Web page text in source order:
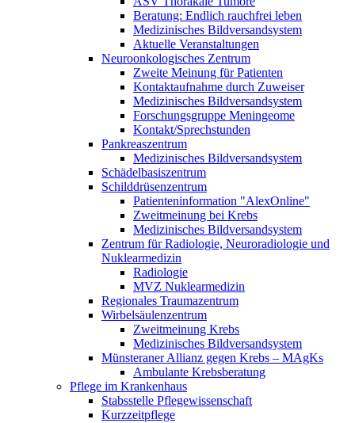
Beratung: Endlich rauchfrei leben
Medizinisches Bildversandsystem
Aktuelle Veranstaltungen
Neuroonkologisches Zentrum
Zweite Meinung für Patienten
Kontaktaufnahme durch Zuweiser
Medizinisches Bildversandsystem
Forschungsgruppe Meningeome
Kontakt/Sprechstunden
Pankreaszentrum
Medizinisches Bildversandsystem
Schädelbasiszentrum
Schilddrüsenzentrum
Patienteninformation "AlexOnline"
Zweitmeinung bei Krebs
Medizinisches Bildversandsystem
Zentrum für Radiologie, Neuroradiologie und
Nuklearmedizin
Radiologie
MVZ Nuklearmedizin
Regionales Traumazentrum
Wirbelsäulenzentrum
Zweitmeinung Krebs
Medizinisches Bildversandsystem
Münsteraner Allianz gegen Krebs – MAgKs
Ambulante Krebsberatung
Pflege im Krankenhaus
Stabsstelle Pflegewissenschaft
Kurzzeitpflege